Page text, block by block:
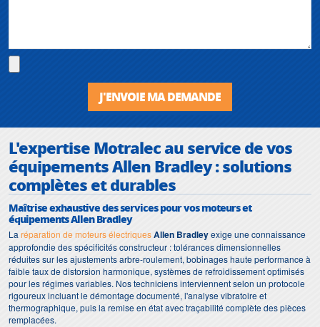
J'ENVOIE MA DEMANDE
L'expertise Motralec au service de vos
équipements Allen Bradley : solutions
complètes et durables
Maîtrise exhaustive des services pour vos moteurs et
équipements Allen Bradley
La réparation de moteurs électriquesAllen Bradleyexige une connaissance
approfondie des spécificités constructeur : tolérances dimensionnelles
réduites sur les ajustements arbre-roulement, bobinages haute performance à
faible taux de distorsion harmonique, systèmes de refroidissement optimisés
pour les régimes variables. Nos techniciens interviennent selon un protocole
rigoureux incluant le démontage documenté, l'analyse vibratoire et
thermographique, puis la remise en état avec traçabilité complète des pièces
remplacées.